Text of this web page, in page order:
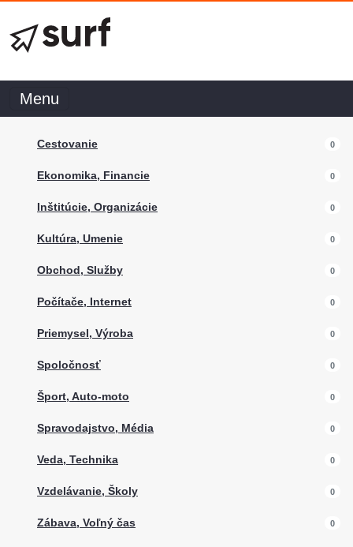
Menu
Cestovanie 0
Ekonomika, Financie 0
Inštitúcie, Organizácie 0
Kultúra, Umenie 0
Obchod, Služby 0
Počítače, Internet 0
Priemysel, Výroba 0
Spoločnosť 0
Šport, Auto-moto 0
Spravodajstvo, Média 0
Veda, Technika 0
Vzdelávanie, Školy 0
Zábava, Voľný čas 0